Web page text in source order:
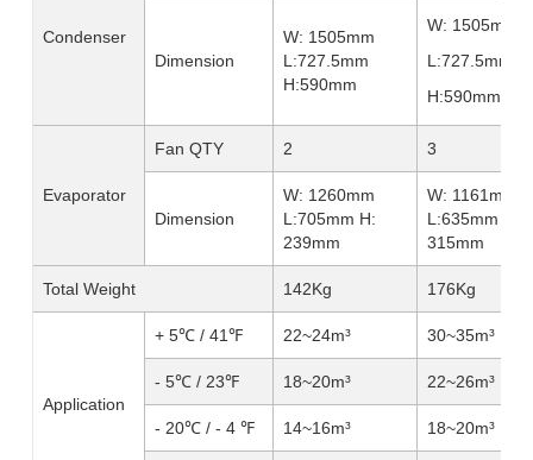
Condenser
Dimension
W: 1505mm
L:727.5mm
H:590mm
W: 1505mm
L:727.5mm
H:590mm
Evaporator
Fan QTY 2 3
Dimension
W: 1260mm
L:705mm H:
239mm
W: 1161mm
L:635mm H:
315mm
Total Weight 142Kg 176Kg
Application
+ 5℃ / 41℉ 22~24m³ 30~35m³
- 5℃ / 23℉ 18~20m³ 22~26m³
- 20℃ / - 4 ℉ 14~16m³ 18~20m³